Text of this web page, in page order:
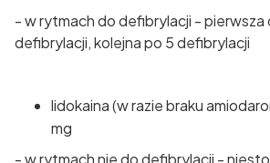
- w rytmach do defibrylacji - pierwsza
defibrylacji, kolejna po 5 defibrylacji
lidokaina (w razie braku
mg
- w rytmach nie do defibrylacji -